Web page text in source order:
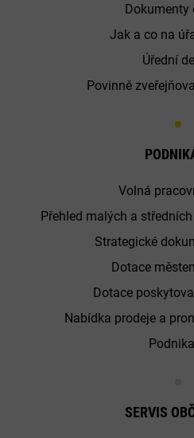
Dokumenty
Jak a co na
Úřední
Povinně
Volná
Přehled malých a
Strategické
Dotace
Dotace
Nabídka prodeje a
SERVIS